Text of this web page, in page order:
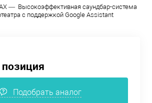
— Высокоэффективная саундбар-система
c поддержкой Google Assistant
Подобрать аналог